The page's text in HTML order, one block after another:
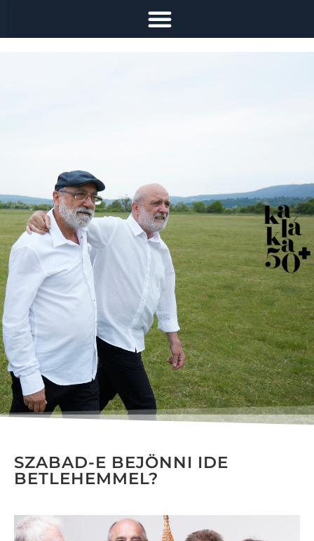
SZABAD-E BEJÖNNI IDE
BETLEHEMMEL?